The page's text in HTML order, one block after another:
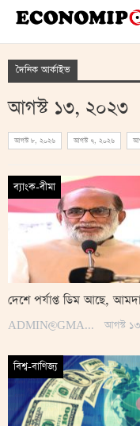
দৈনিক আর্কাইভ
আগস্ট ১৩, ২০২৩
আগস্ট ৮, ২০২৬ আগস্ট ৭, ২০২৬
ব্যাংক-বীমা
দেশে পর্যাপ্ত ডিম আছে,
ADMIN@GMAIL.COM আগস্ট
বিশ্ব-বাণিজ্য